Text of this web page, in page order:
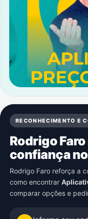
RECONHECIMENTO E
Rodrigo
confiança
Rodrigo Faro reforça a
como encontrar
comparar opções e